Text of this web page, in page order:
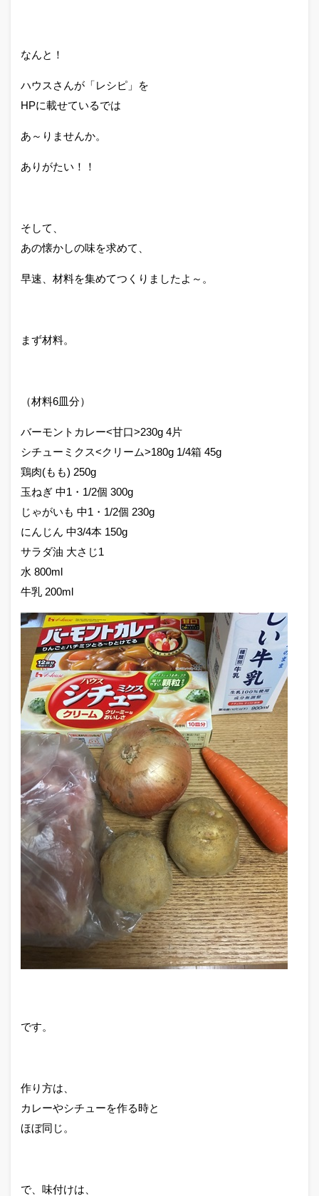
なんと！
ハウスさんが「レシピ」を
HPに載せているでは
あ～りませんか。
ありがたい！！
そして、
あの懐かしの味を求めて、
早速、材料を集めてつくりましたよ～。
まず材料。
（材料6皿分）
バーモントカレー<甘口>230g 4片
シチューミクス<クリーム>180g 1/4箱 45g
鶏肉(もも) 250g
玉ねぎ 中1・1/2個 300g
じゃがいも 中1・1/2個 230g
にんじん 中3/4本 150g
サラダ油 大さじ1
水 800ml
牛乳 200ml
です。
作り方は、
カレーやシチューを作る時と
ほぼ同じ。
で、味付けは、